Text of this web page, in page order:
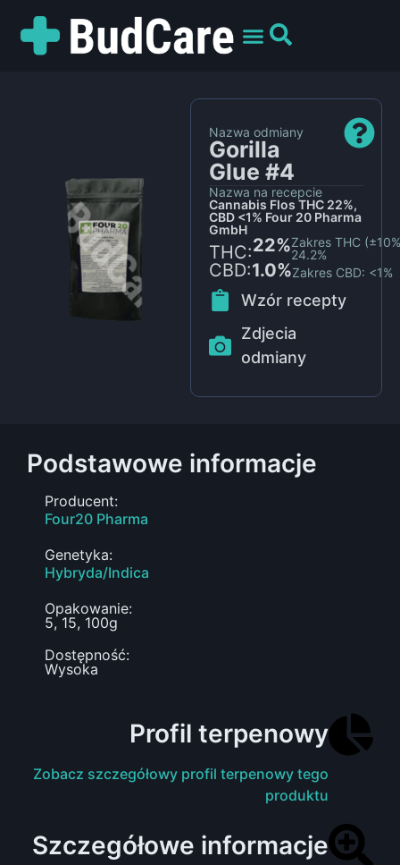
Nazwa odmiany
Gorilla
Glue #4
Nazwa na recepcie
Cannabis Flos THC 22%,
CBD <1% Four 20 Pharma
GmbH
THC:22%Zakres THC
24.2%
CBD:1.0%Zakres CBD: <1%
Wzór recepty
Zdjecia
odmiany
Podstawowe informacje
Producent:
Four20 Pharma
Genetyka:
Hybryda/Indica
Opakowanie:
5, 15, 100g
Dostępność:
Wysoka
Profil terpenowy
Zobacz szczegółowy profil terpenowy tego
produktu
Szczegółowe informacje